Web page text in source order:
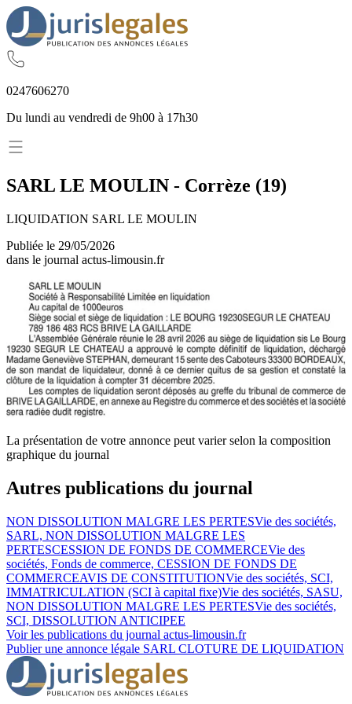
0247606270
Du lundi au vendredi de 9h00 à 17h30
SARL LE MOULIN - Corrèze (19)
LIQUIDATION SARL LE MOULIN
Publiée le 29/05/2026
dans le journal actus-limousin.fr
La présentation de votre annonce peut varier selon la composition
graphique du journal
Autres publications du journal
NON DISSOLUTION MALGRE LES PERTESVie des sociétés,
SARL, NON DISSOLUTION MALGRE LES
PERTESCESSION DE FONDS DE COMMERCEVie des
sociétés, Fonds de commerce, CESSION DE FONDS DE
COMMERCEAVIS DE CONSTITUTIONVie des sociétés, SCI,
IMMATRICULATION (SCI à capital fixe)Vie des sociétés, SASU,
NON DISSOLUTION MALGRE LES PERTESVie des sociétés,
SCI, DISSOLUTION ANTICIPEE
Voir les publications du journal actus-limousin.fr
Publier une annonce légale SARL CLOTURE DE LIQUIDATION